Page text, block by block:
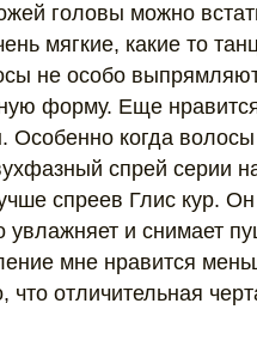
головы можно
мягкие, какие то
не особо
форму. Еще
Особенно когда
спрей серии
спреев Глис кур.
увлажняет и снимает
мне нравится
отличительная